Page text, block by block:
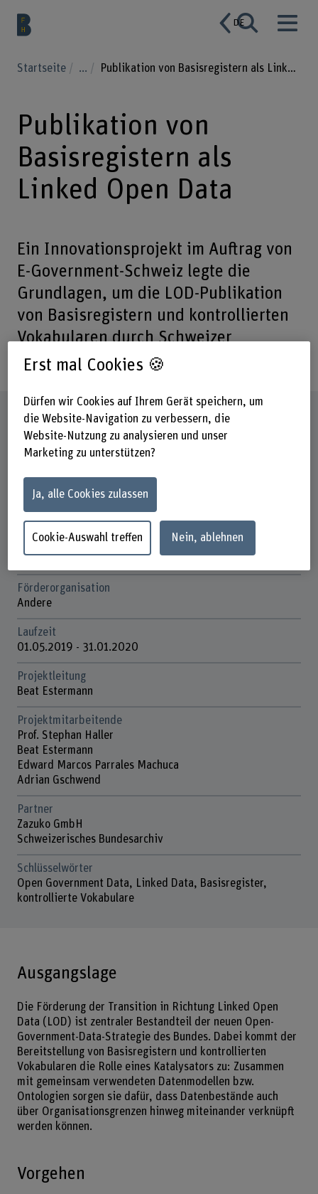
DE
Startseite ... Publikation von Basisregistern als Linked Open Data
Publikation von
Basisregistern als
Linked Open Data
Ein Innovationsprojekt im Auftrag von
E-Government-Schweiz legte die
Grundlagen, um die LOD-Publikation
von Basisregistern und kontrollierten
Vokabularen durch Schweizer
Behörden systematisch anzugehen.
Steckbrief
Beteiligte Departemente
Institut(e)
Institut Public Sector Transformation (IPST)
Forschungseinheit(en)
Data and Infrastructure
Förderorganisation
Andere
Laufzeit
01.05.2019 - 31.01.2020
Projektleitung
Beat Estermann
Projektmitarbeitende
Prof. Stephan Haller
Beat Estermann
Edward Marcos Parrales Machuca
Adrian Gschwend
Partner
Zazuko GmbH
Schweizerisches Bundesarchiv
Schlüsselwörter
Open Government Data, Linked Data, Basisregister,
kontrollierte Vokabulare
Ausgangslage
Die Förderung der Transition in Richtung Linked Open
Data (LOD) ist zentraler Bestandteil der neuen Open-
Government-Data-Strategie des Bundes. Dabei kommt der
Bereitstellung von Basisregistern und kontrollierten
Vokabularen die Rolle eines Katalysators zu: Zusammen
mit gemeinsam verwendeten Datenmodellen bzw.
Ontologien sorgen sie dafür, dass Datenbestände auch
über Organisationsgrenzen hinweg miteinander verknüpft
werden können.
Vorgehen
Erst mal Cookies 🍪
Dürfen wir Cookies auf Ihrem Gerät speichern, um
die Website-Navigation zu verbessern, die
Website-Nutzung zu analysieren und unser
Marketing zu unterstützen?
Ja, alle Cookies zulassen
Cookie-Auswahl treffen Nein, ablehnen